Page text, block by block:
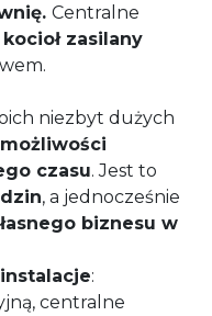
Centralne
kocioł zasilany
niezbyt dużych
możliwości
czasu. Jest to
, a jednocześnie
biznesu w
:
centralne